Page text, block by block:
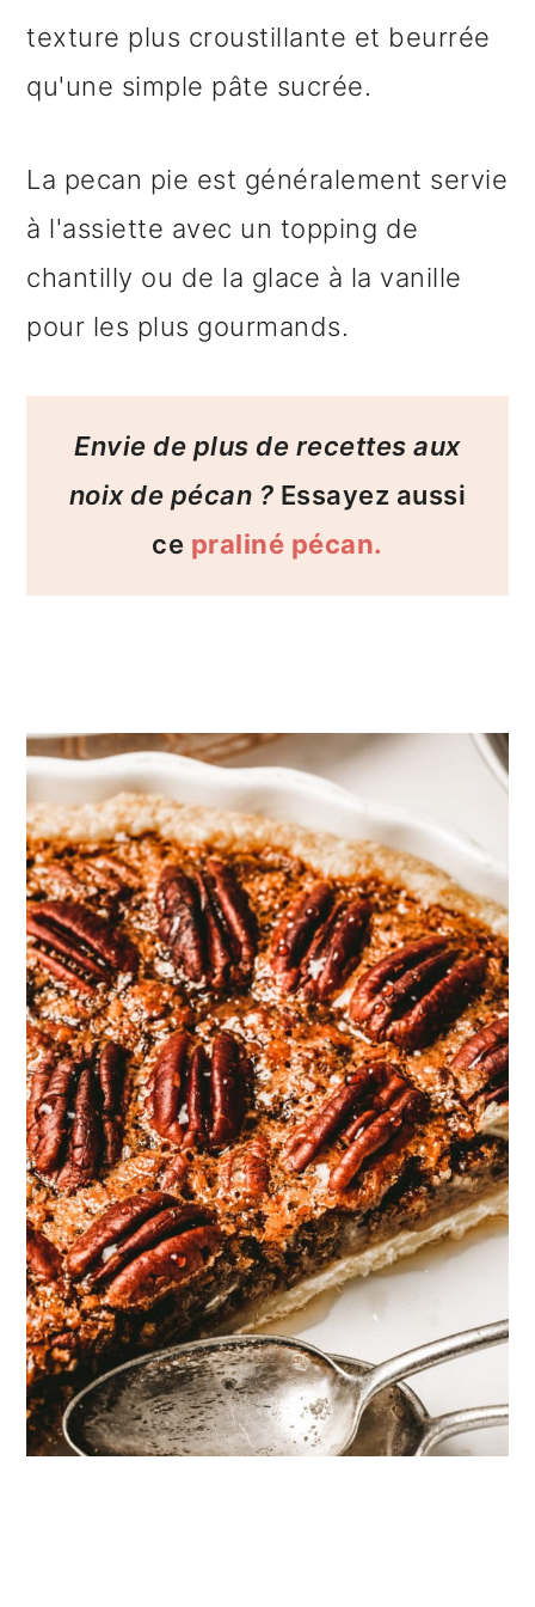
texture plus croustillante et beurrée
qu'une simple pâte sucrée.
La pecan pie est généralement servie
à l'assiette avec un topping de
chantilly ou de la glace à la vanille
pour les plus gourmands.
Envie de plus de recettes aux
noix de pécan ? Essayez aussi
ce praliné pécan.